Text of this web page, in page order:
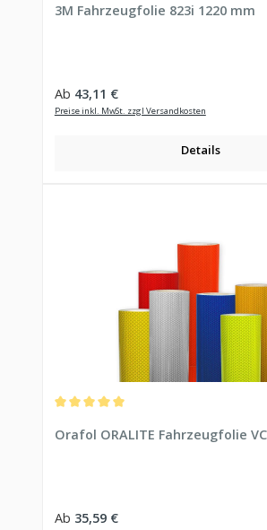
3M Fahrzeugfolie 823i 1220 mm
Regulärer Preis:
Ab 43,11 €
Preise inkl. MwSt. zzgl Versandkosten
Details
Orafol ORALITE Fahrzeugfolie
Regulärer Preis:
Ab 35,59 €